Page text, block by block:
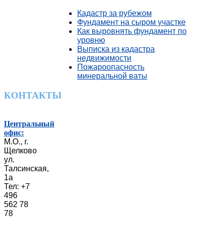
Кадастр за рубежом
Фундамент на сыром участке
Как выровнять фундамент по
уровню
Выписка из кадастра
недвижимости
Пожароопасность
минеральной ваты
КОНТАКТЫ
Центральный
офис:
М.О., г.
Щелково
ул.
Талсинская,
1а
Тел: +7
496
562 78
78